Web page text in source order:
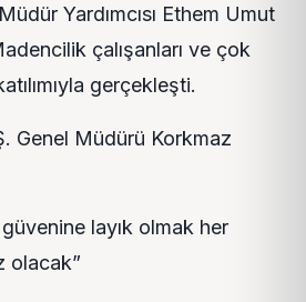
Yardımcısı Ethem Umut
çalışanları ve çok
gerçekleşti.
Genel Müdürü Korkmaz
güvenine layık olmak her
olacak”